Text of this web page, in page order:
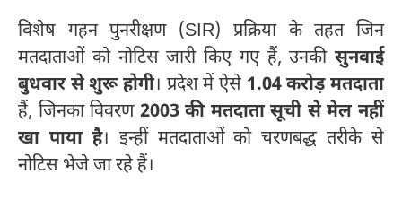
विशेष गहन पुनरीक्षण (SIR) प्रक्रिया के तहत जिन
मतदाताओं को नोटिस जारी किए गए हैं, उनकी सुनवाई
बुधवार से शुरू होगी। प्रदेश में ऐसे 1.04 करोड़ मतदाता
हैं, जिनका विवरण 2003 की मतदाता सूची से मेल नहीं
खा पाया है। इन्हीं मतदाताओं को चरणबद्ध तरीके से
नोटिस भेजे जा रहे हैं।